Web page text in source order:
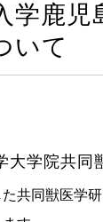
学鹿
いて
学院共
共同獣医学